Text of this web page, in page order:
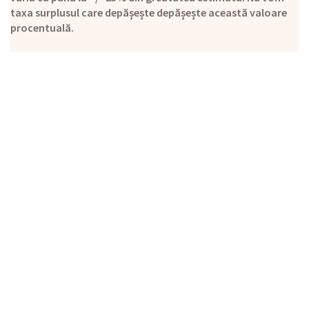
taxa surplusul care depășește depășește această valoare
procentuală.